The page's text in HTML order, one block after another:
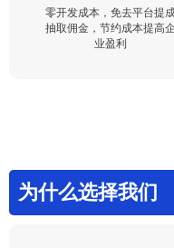
零开发成本，免去平台提
抽取佣金，节约成本提高
业盈利
为什么选择我们